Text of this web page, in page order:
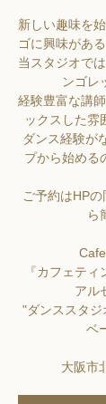
新しい趣味を
ゴに興味があ
当スタジオで
ンゴレ
経験豊富な講
ックスした雰
ダンス経験が
プから始める
ご予約はHP
ら
『カフェテ
アル
"ダンススタジ
ベ
大阪市